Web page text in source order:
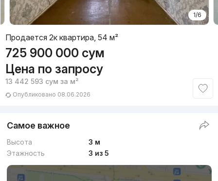
1/6
Продается 2к квартира, 54 м²
725 900 000 сум
Цена по запросу
13 442 593 сум за м²
Опубликовано 08.06.2026
Самое важное
Высота
3 м
Этажность
3 из 5